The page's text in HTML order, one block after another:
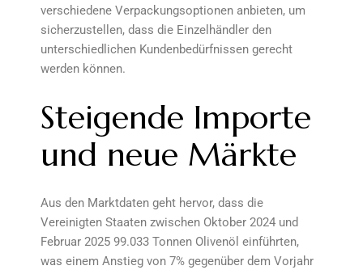
verschiedene Verpackungsoptionen anbieten, um
sicherzustellen, dass die Einzelhändler den
unterschiedlichen Kundenbedürfnissen gerecht
werden können.
Steigende Importe
und neue Märkte
Aus den Marktdaten geht hervor, dass die
Vereinigten Staaten zwischen Oktober 2024 und
Februar 2025 99.033 Tonnen Olivenöl einführten,
was einem Anstieg von 7% gegenüber dem Vorjahr